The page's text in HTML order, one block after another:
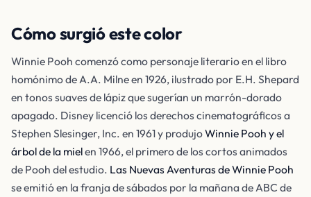
Cómo surgió este color
Winnie Pooh comenzó como personaje literario en el libro
homónimo de A.A. Milne en 1926, ilustrado por E.H. Shepard
en tonos suaves de lápiz que sugerían un marrón-dorado
apagado. Disney licenció los derechos cinematográficos a
Stephen Slesinger, Inc. en 1961 y produjoWinnie Pooh y el
árbol de la mielen 1966, el primero de los cortos animados
de Pooh del estudio. Las Nuevas Aventuras de Winnie Pooh
se emitió en la franja de sábados por la mañana de ABC de